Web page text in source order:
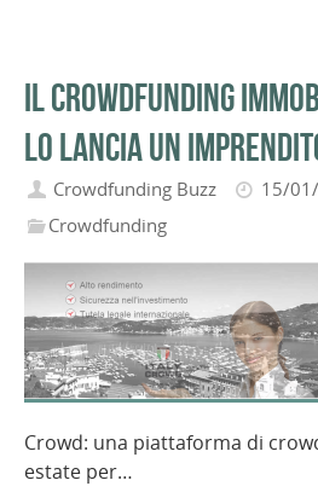
Il Crowdfunding
lo lancia un
Crowdfunding Buzz
15/
Crowdfunding
Crowd: una piattaforma di
estate per…